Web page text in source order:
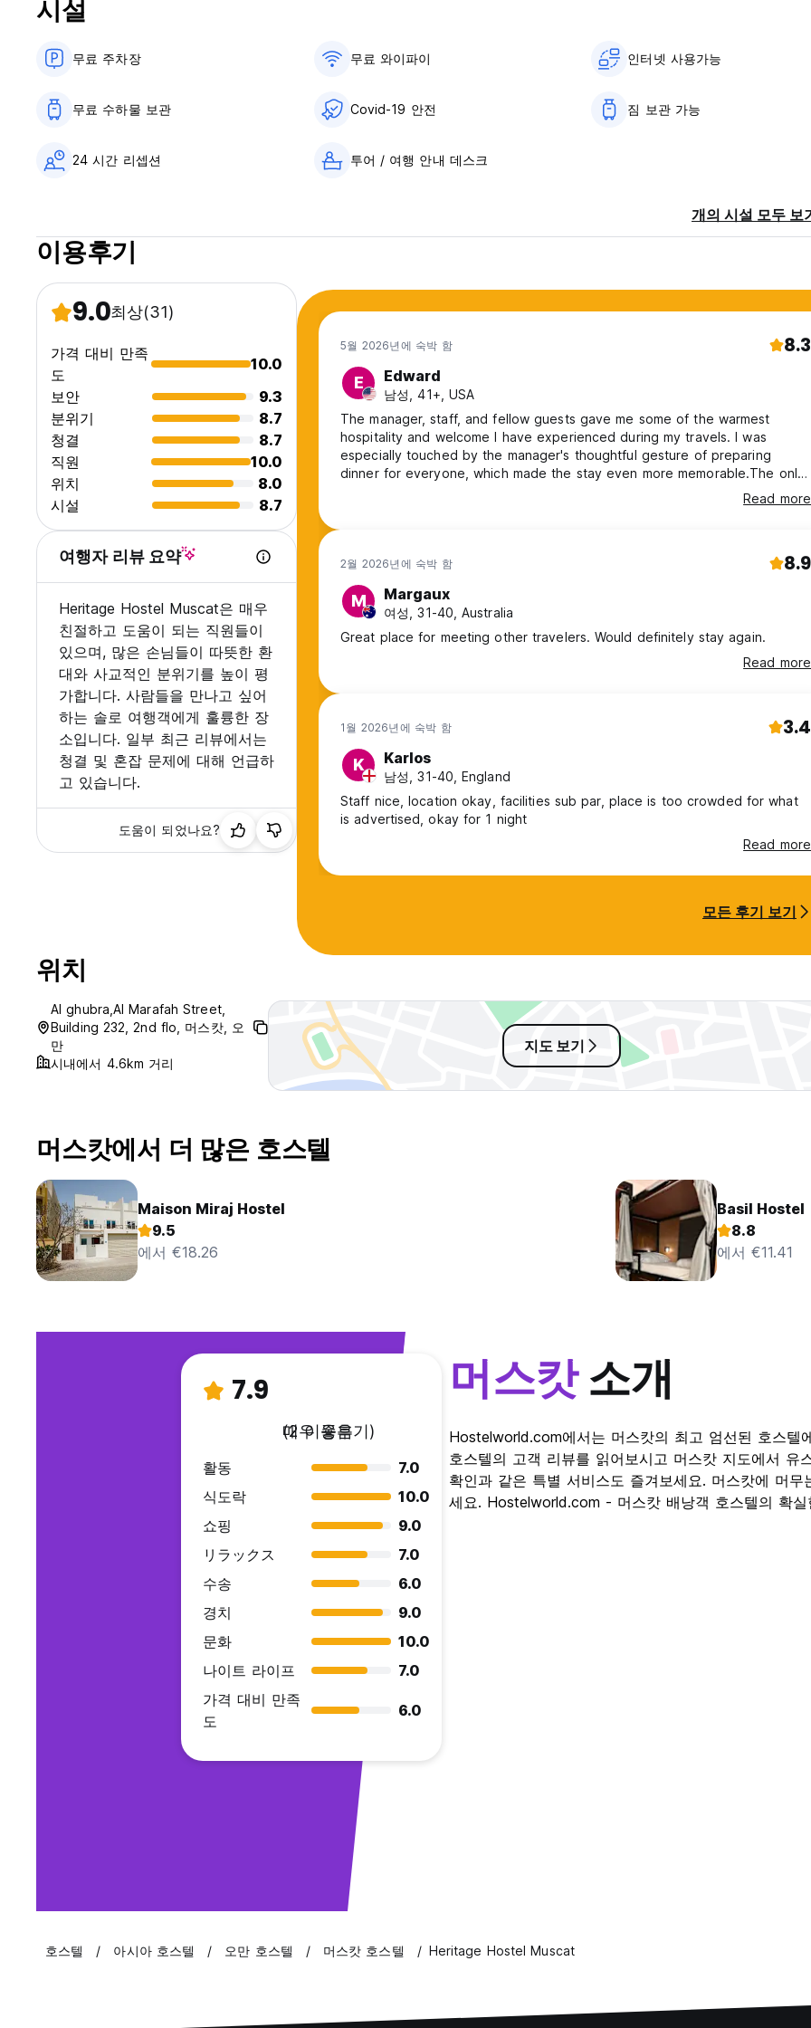
시설
무료 주차장 무료 와이파이 인터넷 사용가능
무료 수하물 보관 Covid-19 안전 짐 보관 가능
24 시간 리셉션 투어 / 여행 안내 데스크
개의 시설 모두 보
이용후기
9.0최상(31)
가격 대비 만족
도
10.0
보안
9.3
분위기
8.7
청결
8.7
직원
10.0
위치
8.0
시설
8.7
여행자 리뷰 요약
Heritage Hostel Muscat은 매우
친절하고 도움이 되는 직원들이
있으며, 많은 손님들이 따뜻한 환
대와 사교적인 분위기를 높이 평
가합니다. 사람들을 만나고 싶어
하는 솔로 여행객에게 훌륭한 장
소입니다. 일부 최근 리뷰에서는
청결 및 혼잡 문제에 대해 언급하
고 있습니다.
도움이 되었나요?
5월 2026년에 숙박 함 8.3
E Edward
남성, 41+, USA
The manager, staff, and fellow guests gave me some of the warmest
hospitality and welcome I have experienced during my travels. I was
especially touched by the manager's thoughtful gesture of preparing
dinner for everyone, which made the stay even more memorable.The only
unfortunate part is that I seem to be leaving with multiple bite marks,
possibly from bed bugs or fleas. I was bitten on my underarms, feet,
Read more
2월 2026년에 숙박 함 8.9
M Margaux
여성, 31-40, Australia
Great place for meeting other travelers. Would definitely stay again.
Read more
1월 2026년에 숙박 함 3.4
K Karlos
남성, 31-40, England
Staff nice, location okay, facilities sub par, place is too crowded for what
is advertised, okay for 1 night
Read more
모든 후기 보기
위치
Al ghubra,Al Marafah Street,
Building 232, 2nd flo, 머스캇, 오
만
시내에서 4.6km 거리
지도 보기
머스캇에서 더 많은 호스텔
Maison Miraj Hostel
9.5
에서 €18.26
Basil Hostel
8.8
에서 €11.41
7.9
매우 좋음
(2 이용후기)
활동
7.0
식도락
10.0
쇼핑
9.0
リラックス
7.0
수송
6.0
경치
9.0
문화
10.0
나이트 라이프
7.0
가격 대비 만족
도
6.0
머스캇소개
Hostelworld.com에서는 머스캇의 최고 엄선된 호스
호스텔의 고객 리뷰를 읽어보시고 머스캇 지도에서 유
확인과 같은 특별 서비스도 즐겨보세요. 머스캇에 머
세요. Hostelworld.com - 머스캇 배낭객 호스텔의 확실
호스텔 아시아 호스텔 오만 호스텔 머스캇 호스텔 Heritage Hostel Muscat